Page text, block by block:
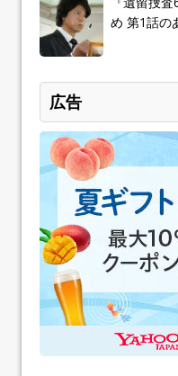
め 第1話の
広告